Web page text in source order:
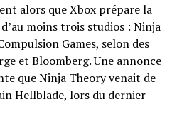
alors que Xbox préparela
moins trois studios : Ninja
Games, selon des
et Bloomberg. Une annonce
que Ninja Theory venait de
Hellblade, lors du dernier